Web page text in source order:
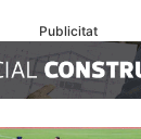
Publicitat